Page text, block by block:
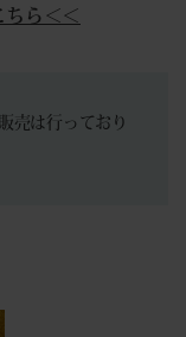
ちら＜＜
売は行っており